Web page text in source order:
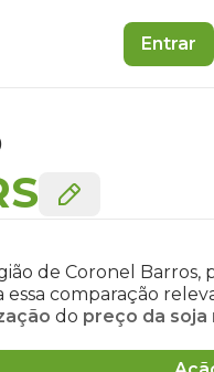
Entrar
de Coronel Barros,
comparação
do preço da soja